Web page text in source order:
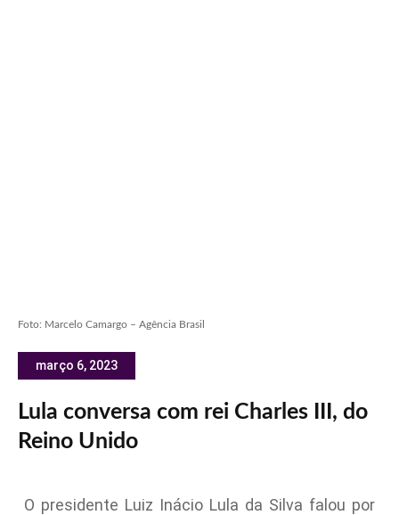
Foto: Marcelo Camargo – Agência Brasil
março 6, 2023
Lula conversa com rei Charles III, do
Reino Unido
O presidente Luiz Inácio Lula da Silva falou por